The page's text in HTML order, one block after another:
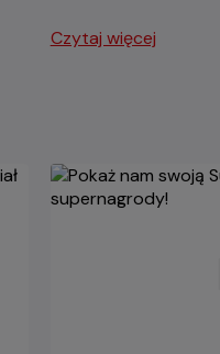
Czytaj więcej